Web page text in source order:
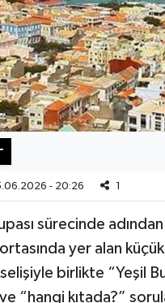
- 20:26 1
sürecinde
yer alan
birlikte “Yeşil
“hangi kıtada?”